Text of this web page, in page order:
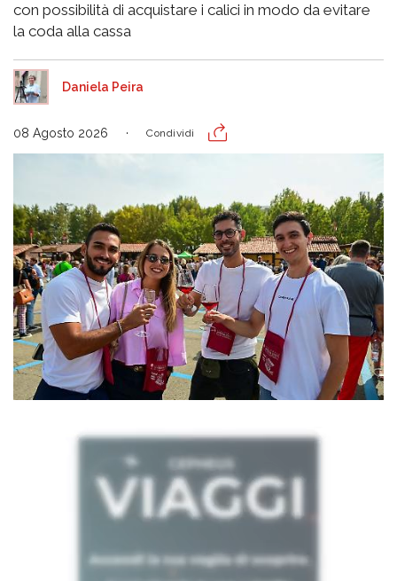
con possibilità di acquistare i calici in modo da evitare
la coda alla cassa
Daniela Peira
08 Agosto 2026 Condividi